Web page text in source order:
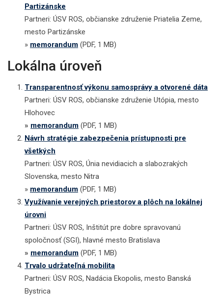
Partizánske
Partneri: ÚSV ROS, občianske združenie Priatelia Zeme,
mesto Partizánske
» memorandum (PDF, 1 MB)
Lokálna úroveň
Transparentnosť výkonu samosprávy a otvorené dáta
Partneri: ÚSV ROS, občianske združenie Utópia, mesto
Hlohovec
» memorandum (PDF, 1 MB)
Návrh stratégie zabezpečenia prístupnosti pre
všetkých
Partneri: ÚSV ROS, Únia nevidiacich a slabozrakých
Slovenska, mesto Nitra
» memorandum (PDF, 1 MB)
Využívanie verejných priestorov a plôch na lokálnej
úrovni
Partneri: ÚSV ROS, Inštitút pre dobre spravovanú
spoločnosť (SGI), hlavné mesto Bratislava
» memorandum (PDF, 1 MB)
Trvalo udržateľná mobilita
Partneri: ÚSV ROS, Nadácia Ekopolis, mesto Banská
Bystrica